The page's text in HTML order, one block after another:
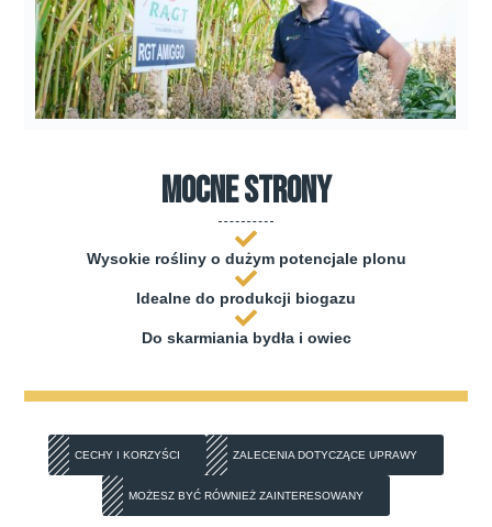
mocne strony
Wysokie rośliny o dużym potencjale plonu
Idealne do produkcji biogazu
Do skarmiania bydła i owiec
CECHY I KORZYŚCI ZALECENIA DOTYCZĄCE UPRAWY
MOŻESZ BYĆ RÓWNIEŻ ZAINTERESOWANY